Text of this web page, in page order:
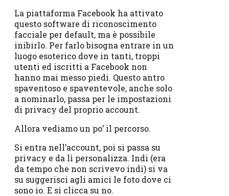
La piattaforma Facebook ha attivato
questo software di riconoscimento
facciale per default, ma è possibile
inibirlo. Per farlo bisogna entrare in un
luogo esoterico dove in tanti, troppi
utenti ed iscritti a Facebook non
hanno mai messo piedi. Questo antro
spaventoso e spaventevole, anche solo
a nominarlo, passa per le impostazioni
di privacy del proprio account.
Allora vediamo un po’ il percorso.
Si entra nell’account, poi si passa su
privacy e da lì personalizza. Indi (era
da tempo che non scrivevo indi) si va
su suggerisci agli amici le foto dove ci
sono io. E si clicca su no.